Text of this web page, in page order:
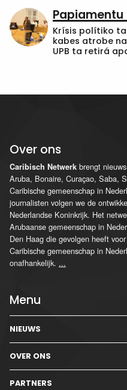
Papiamentu
Krísis polítiko
kabes atrobe
UPB ta retirá
Over ons
Caribisch Netwerk brengt
Aruba, Bonaire, Curaçao, Saba,
Caribische gemeenschap in
journalisten volgen we de
Nederlandse Koninkrijk. Het
Arubaanse gemeenschap in
Den Haag die gevolgen heeft
Caribische gemeenschap in
onafhankelijk. ...
Menu
NIEUWS
OVER ONS
PARTNERS